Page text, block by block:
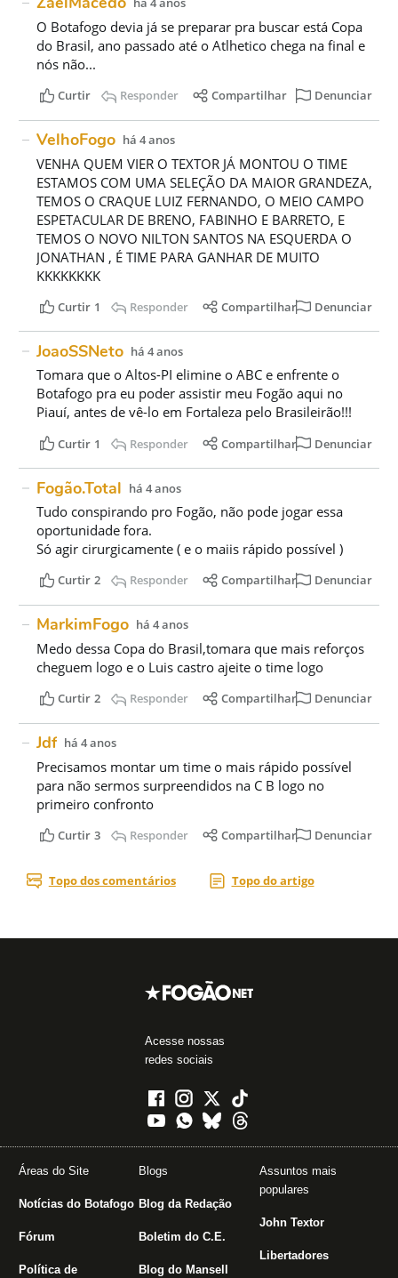
Acesse nossas
redes sociais
Áreas do Site
Notícias do Botafogo
Fórum
Política de
Blogs
Blog da Redação
Boletim do C.E.
Blog do Mansell
Assuntos mais
populares
John Textor
Libertadores